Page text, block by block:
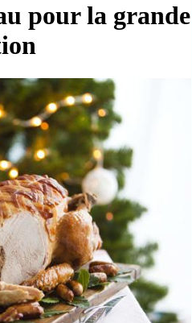
pour la grande